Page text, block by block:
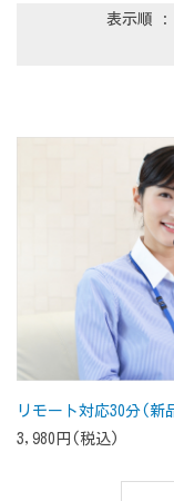
表示順 :
リモート対応30分(新
3,980円(税込)